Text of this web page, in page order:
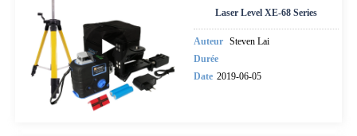
Laser Level XE-68 Series
Auteur Steven Lai
Durée
Date 2019-06-05